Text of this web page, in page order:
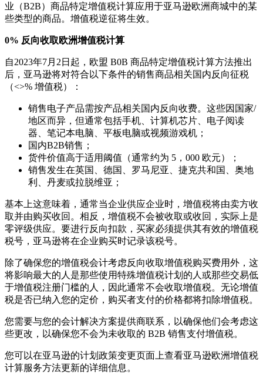
业（B2B）商品特定增值税计算应用于亚马逊欧洲商城中的某
些类型的商品。增值税逆征将生效。
0% 反向收取欧洲增值税计算
自2023年7月2日起，欧盟 B0B 商品特定增值税计算方法推出
后，亚马逊将对符合以下条件的销售商品相关国内反向征税
（<>% 增值税）：
销售电子产品需按产品相关国内反向收费。这些因国家/
地区而异，但通常包括手机、计算机芯片、电子阅读
器、笔记本电脑、平板电脑或视频游戏机；
国内B2B销售；
货件价值高于适用阈值（通常约为 5，000 欧元）；
销售发生在英国、德国、罗马尼亚、捷克共和国、奥地
利、丹麦或拉脱维亚；
基本上这意味着，通常当企业供应企业时，增值税将由卖方收
取并由购买收回。相反，增值税不会被收取或收回，实际上是
零评级供应。要进行反向扣款，买家必须提供其有效的增值税
税号，亚马逊将在企业购买时记录该税号。
除了确保您的增值税会计考虑反向收取增值税购买费用外，这
将影响最大的人是那些使用特殊增值税计划的人或那些交易低
于增值税注册门槛的人，因此通常不会收取增值税。无论增值
税是否已纳入您的定价，购买者支付的价格都将扣除增值税。
您需要与您的会计解决方案提供商联系，以确保他们会考虑这
些更改，以确保您不会为未收取的 B2B 销售支付增值税。
您可以在亚马逊的计划政策变更页面上查看亚马逊欧洲增值税
计算服务方法更新的详细信息。